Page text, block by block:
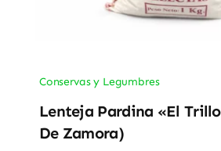
Conservas y Legumbres
Lenteja Pardina «El
De Zamora)